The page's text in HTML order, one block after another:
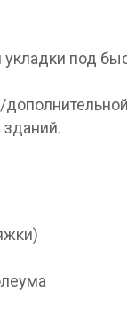
укладки под
дополнительной